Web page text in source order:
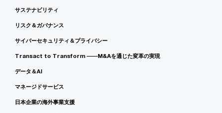
サステナビリティ
リスク＆ガバナンス
サイバーセキュリティ＆プライバシー
Transact to Transform ――M&Aを通じた変革の実現
データ＆AI
マネージドサービス
日本企業の海外事業支援